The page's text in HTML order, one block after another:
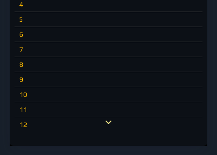
4
5
6
7
8
9
10
11
12